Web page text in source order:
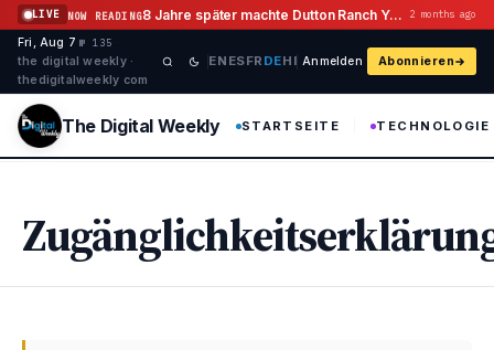
Zum Inhalt springen
LIVE NOW READING 8 Jahre später machte Dutton Ranch Yellowstone Flashback Geschichte 2 months ago
Fri, Aug 7 ·№ 135
the digital weekly ·
thedigitalweekly com
EN ESFR DEHI Anmelden Abonnieren
The Digital Weekly STARTSEITE TECHNOLOGIE